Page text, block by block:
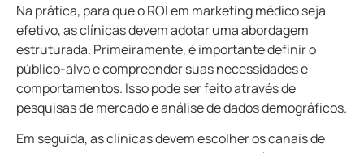
Na prática, para que o ROI em marketing médico seja
efetivo, as clínicas devem adotar uma abordagem
estruturada. Primeiramente, é importante definir o
público-alvo e compreender suas necessidades e
comportamentos. Isso pode ser feito através de
pesquisas de mercado e análise de dados demográficos.
Em seguida, as clínicas devem escolher os canais de